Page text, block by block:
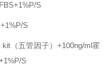
S
S
kit（五管因子）+100ng/ml霍
S